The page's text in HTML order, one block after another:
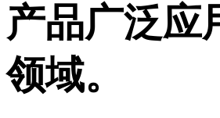
产品广泛应
领域。